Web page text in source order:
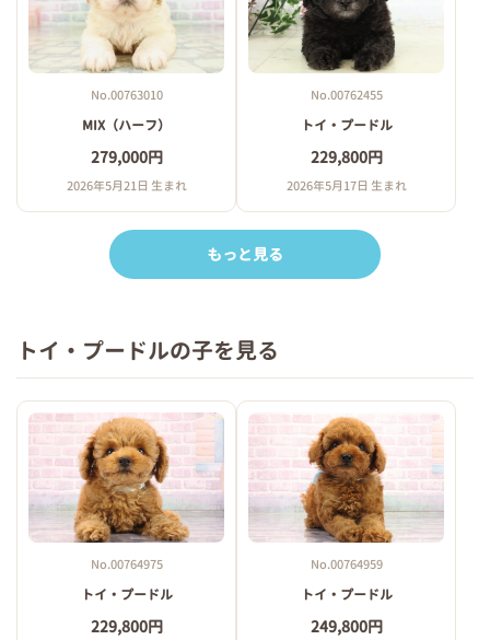
No.00763010
MIX（ハーフ）
279,000円
2026年5月21日 生まれ
No.00762455
トイ・プードル
229,800円
2026年5月17日 生まれ
もっと見る
トイ・プードルの子を見る
No.00764975
トイ・プードル
229,800円
No.00764959
トイ・プードル
249,800円